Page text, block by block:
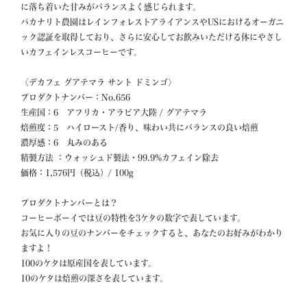
に落ち着いた甘みがバランスよく感じられます。
パカナリト農園はレインフォレストアライアンスやUSにおけるオーガニ
ック認証を取得しており、さらに安心してお飲みいただける体にやさし
いカフェインレスコーヒーです。
〈デカフェ グアテマラ サント ドミンゴ〉
プロダクトナンバー：No.656
生産国：6　アフリカ・アラビア大陸 / グアテマラ
焙煎度：5　ハイロースト/香り、味わい共にバランスの良い焙煎
濃厚感：6　丸みのある
精製方法 ：ウォッシュド製法・99.9%カフェイン除去
価格：1,576円（税込）/ 100g
プロダクトナンバーとは？
コーヒーボーイでは豆の特性を3ケタの数字で表しています。
お気に入りの豆のナンバーをチェックすると、あなたのお好みがわかり
ますよ！
100のケタは原産国を表しています。
10のケタは焙煎の深さを表しています。